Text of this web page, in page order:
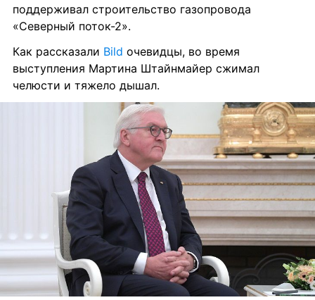
поддерживал строительство газопровода
«Северный поток-2».
Как рассказали Bild очевидцы, во время
выступления Мартина Штайнмайер сжимал
челюсти и тяжело дышал.